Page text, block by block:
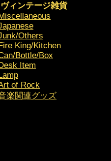
ヴィンテージ雑貨
Others
King/Kitchen
Bottle/Box
Item
of Rock
楽関連グッズ